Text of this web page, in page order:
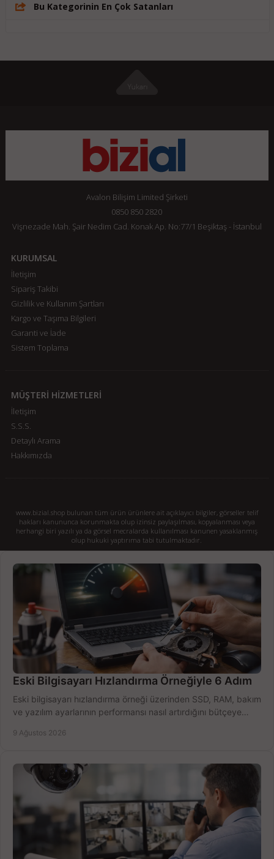
Bu Kategorinin En Çok Satanları
Avalon Bilişim Limited Şirketi
0850 850 2820
Vişnezade Mah. Şair Nedim Cad. Konak Ap. No:77/1 Beşiktaş - İstanbul
KURUMSAL
İletişim
Sipariş Takibi
Gizlilik ve Kullanım Şartları
Kargo ve Taşıma Bilgileri
Garanti ve İade
Sistem Toplama
MÜŞTERİ HİZMETLERİ
İletişim
S.S.S.
Detaylı Arama
Hakkımızda
www.bizial.shop bulunan tüm ürün ürünlere ait açıklayıcı bilgiler, görseller telif
hakları kanununca korunmakta olup izinsiz paylaşılması, kopyalanması veya
herhangi biri yazılı ya da görsel mecralarda kullanılması kanunen yasaklanmış
olup hukuki yaptırıma tabi tutulmaktadır.
Eski Bilgisayarı Hızlandırma Örneğiyle 6 Adım
Eski bilgisayarı hızlandırma örneği üzerinden SSD, RAM, bakım
ve yazılım ayarlarının performansı nasıl artırdığını bütçeye
9 Ağustos 2026